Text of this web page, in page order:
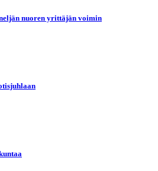
nuoren yrittäjän voimin